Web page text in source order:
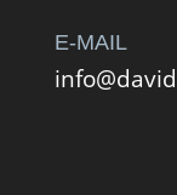
E-MAIL